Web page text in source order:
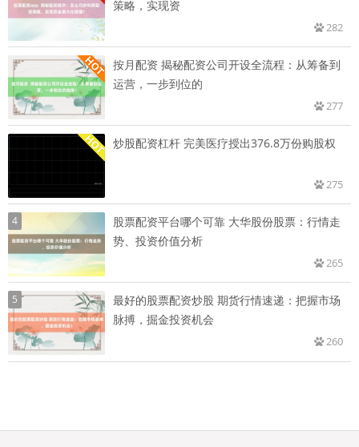
策略，实现资
282
按月配资 揭秘配资公司开设全流程：从筹备到
运营，一步到位的
277
炒股配资杠杆 完美医疗授出376.8万份购股权
275
4
股票配资平台哪个可靠 大华股份股票：行情走
势、投资价值分析
265
5
最好的股票配资炒股 期货行情速递：把握市场
脉搏，掘金投资机会
260